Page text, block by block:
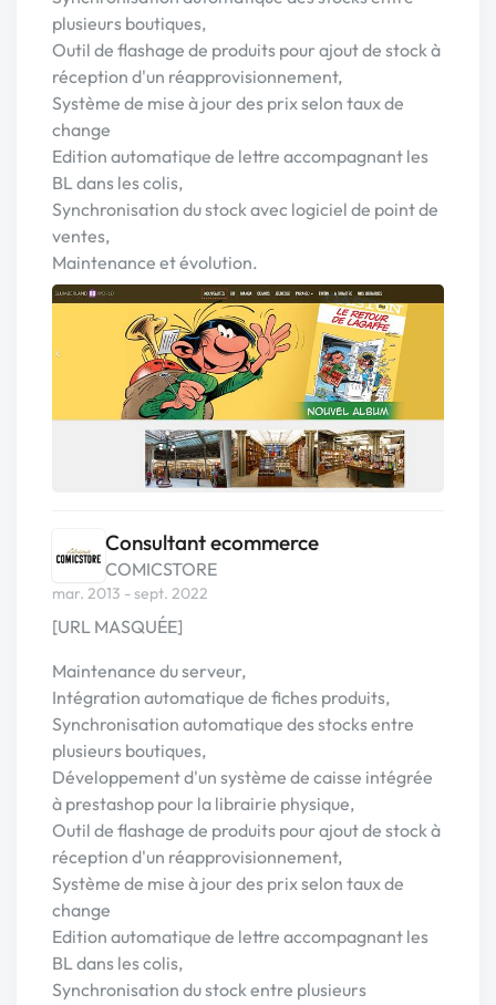
plusieurs boutiques,
Outil de flashage de produits pour ajout de stock à
réception d'un réapprovisionnement,
Système de mise à jour des prix selon taux de
change
Edition automatique de lettre accompagnant les
BL dans les colis,
Synchronisation du stock avec logiciel de point de
ventes,
Maintenance et évolution.
Consultant ecommerce
COMICSTORE
mar. 2013 - sept. 2022
[URL MASQUÉE]
Maintenance du serveur,
Intégration automatique de fiches produits,
Synchronisation automatique des stocks entre
plusieurs boutiques,
Développement d'un système de caisse intégrée
à prestashop pour la librairie physique,
Outil de flashage de produits pour ajout de stock à
réception d'un réapprovisionnement,
Système de mise à jour des prix selon taux de
change
Edition automatique de lettre accompagnant les
BL dans les colis,
Synchronisation du stock entre plusieurs